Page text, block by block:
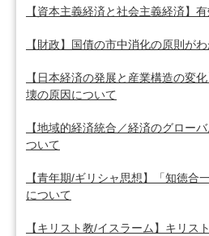
【資本主義経済と社会主義経済】
【財政】国債の市中消化の原則がわ
【日本経済の発展と産業構造の変
壊の原因について
【地域的経済統合／経済のグロー
ついて
【青年期/ギリシャ思想】「知徳合
について
【キリスト教/イスラーム】キリス